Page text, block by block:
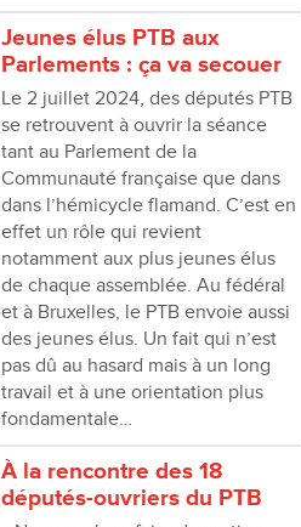
Jeunes élus PTB aux
Parlements : ça va secouer
Le 2 juillet 2024, des députés PTB
se retrouvent à ouvrir la séance
tant au Parlement de la
Communauté française que dans
dans lʼhémicycle flamand. C’est en
effet un rôle qui revient
notamment aux plus jeunes élus
de chaque assemblée. Au fédéral
et à Bruxelles, le PTB envoie aussi
des jeunes élus. Un fait qui nʼest
pas dû au hasard mais à un long
travail et à une orientation plus
fondamentale…
À la rencontre des 18
députés-ouvriers du PTB